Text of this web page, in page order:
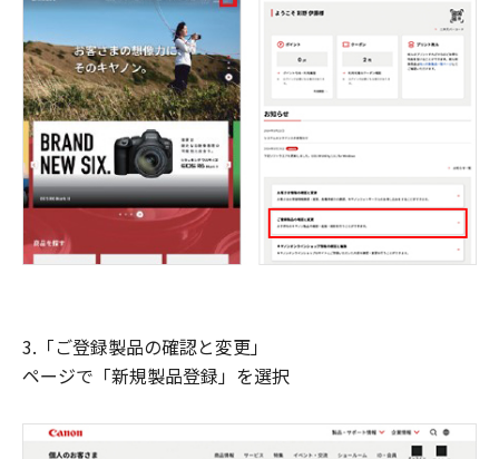
3.「ご登録製品の確認と変更」
ページで「新規製品登録」を選択